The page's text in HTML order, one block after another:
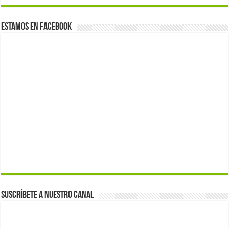
Estamos en Facebook
Suscríbete a nuestro canal